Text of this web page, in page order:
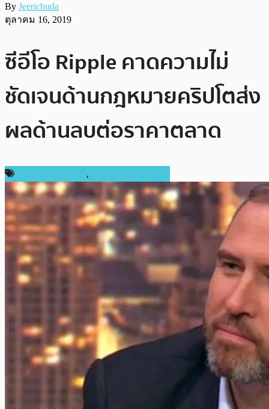
By Jeerichuda
ตุลาคม 16, 2019
ซีอีโอ Ripple คาดความไม่
ชัดเจนด้านกฎหมายคริปโตส่ง
ผลด้านลบต่อราคาตลาด
,